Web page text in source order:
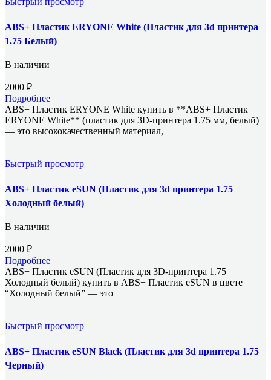
ABS+ Пластик ERYONE White (Пластик для 3d принтера
1.75 Белый)
В наличии
2000 ₽
Подробнее
ABS+ Пластик ERYONE White купить в **ABS+ Пластик
ERYONE White** (пластик для 3D-принтера 1.75 мм, белый)
— это высококачественный материал,
Быстрый просмотр
ABS+ Пластик eSUN (Пластик для 3d принтера 1.75
Холодный белый)
В наличии
2000 ₽
Подробнее
ABS+ Пластик eSUN (Пластик для 3D-принтера 1.75
Холодный белый) купить в ABS+ Пластик eSUN в цвете
“Холодный белый” — это
Быстрый просмотр
ABS+ Пластик eSUN Black (Пластик для 3d принтера 1.75
Черный)